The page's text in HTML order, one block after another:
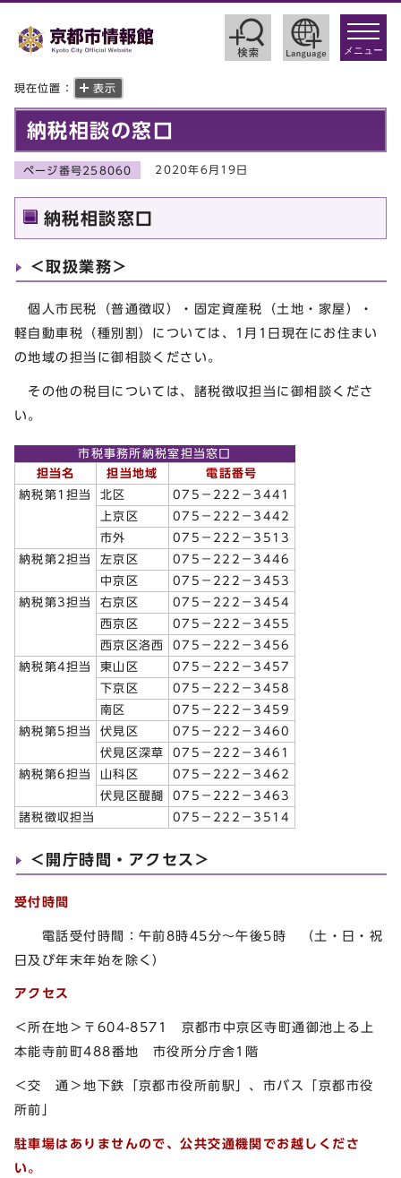
toggle
メニュー
現在位置： 表示
納税相談の窓口
ページ番号258060 2020年6月19日
納税相談窓口
＜取扱業務＞
個人市民税（普通徴収）・固定資産税（土地・家屋）・
軽自動車税（種別割）については、1月1日現在にお住まい
の地域の担当に御相談ください。
その他の税目については、諸税徴収担当に御相談くださ
い。
市税事務所納税室担当窓口
担当名
担当地域
電話番号
納税第1担当
北区
075－222－3441
上京区
075－222－3442
市外
075－222－3513
納税第2担当
左京区
075－222－3446
中京区
075－222－3453
納税第3担当
右京区
075－222－3454
西京区
075－222－3455
西京区洛西
075－222－3456
納税第4担当
東山区
075－222－3457
下京区
075－222－3458
南区
075－222－3459
納税第5担当
伏見区
075－222－3460
伏見区深草
075－222－3461
納税第6担当
山科区
075－222－3462
伏見区醍醐
075－222－3463
諸税徴収担当
075－222－3514
＜開庁時間・アクセス＞
受付時間
電話受付時間：午前8時45分～午後5時 （土・日・祝
日及び年末年始を除く）
アクセス
＜所在地＞〒604-8571 京都市中京区寺町通御池上る上
本能寺前町488番地 市役所分庁舎1階
＜交 通＞地下鉄「京都市役所前駅」、市バス「京都市役
所前」
駐車場はありませんので、公共交通機関でお越しくださ
い。